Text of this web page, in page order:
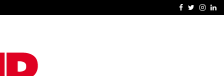
Facebook
Twitter